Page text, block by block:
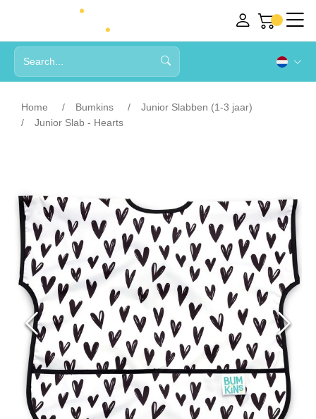
Home Bumkins
Junior Slabben (1-3 jaar)
Junior Slab - Hearts